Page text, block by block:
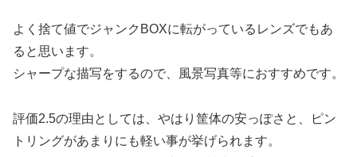
よく捨て値でジャンクBOXに転がっているレンズでもあ
ると思います。
シャープな描写をするので、風景写真等におすすめです。
評価2.5の理由としては、やはり筐体の安っぽさと、ピン
トリングがあまりにも軽い事が挙げられます。